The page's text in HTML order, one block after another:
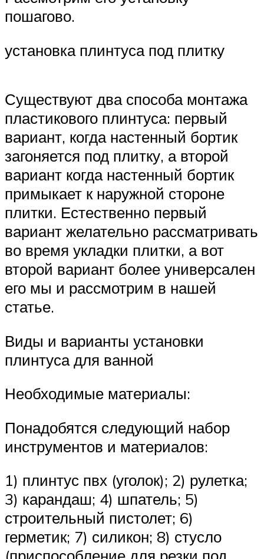
пошагово.
установка плинтуса под плитку
Существуют два способа монтажа
пластикового плинтуса: первый
вариант, когда настенный бортик
загоняется под плитку, а второй
вариант когда настенный бортик
примыкает к наружной стороне
плитки. Естественно первый
вариант желательно рассматривать
во время укладки плитки, а вот
второй вариант более универсален
его мы и рассмотрим в нашей
статье.
Виды и варианты установки
плинтуса для ванной
Необходимые материалы:
Понадобятся следующий набор
инструментов и материалов:
1) плинтус пвх (уголок); 2) рулетка;
3) карандаш; 4) шпатель; 5)
строительный пистолет; 6)
герметик; 7) силикон; 8) стусло